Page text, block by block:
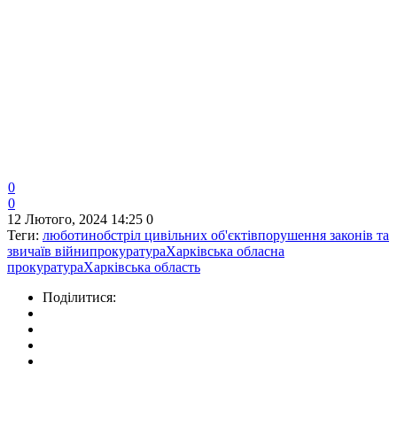
0
0
12 Лютого, 2024 14:25 0
Теги: люботинобстріл цивільних об'єктівпорушення законів та
звичаїв війнипрокуратураХарківська обласна
прокуратураХарківська область
Поділитися: